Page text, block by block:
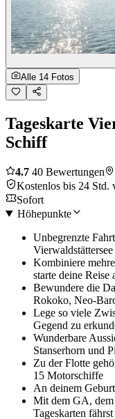
Alle 14 Fotos
Tageskarte
Schiff
4.7 40 Bewertungen
Kostenlos bis 24 Std.
Sofort
Höhepunkte
Unbegrenzte
Vierwaldstättersee
Kombiniere
starte deine Reise
Bewundere die
Rokoko, Neo-
Lege so viele
Gegend zu
Wunderbare
Stanserhorn und
Zu der Flotte
15 Motorschiffe
An deinem
Mit dem GA, dem
Tageskarten